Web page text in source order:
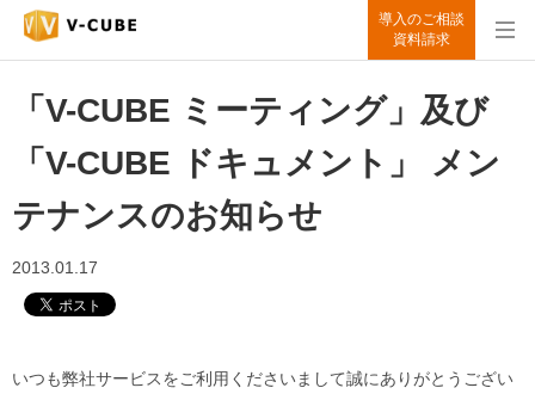
導入のご相談
資料請求
「V-CUBE ミーティング」及び
「V-CUBE ドキュメント」 メン
テナンスのお知らせ
2013.01.17
いつも弊社サービスをご利用くださいまして誠にありがとうござい